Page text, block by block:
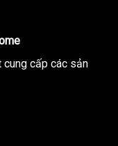
cung cấp các sản